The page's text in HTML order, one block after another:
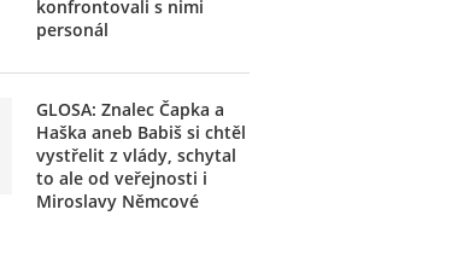
konfrontovali s nimi
personál
GLOSA: Znalec Čapka a
Haška aneb Babiš si chtěl
vystřelit z vlády, schytal
to ale od veřejnosti i
Miroslavy Němcové